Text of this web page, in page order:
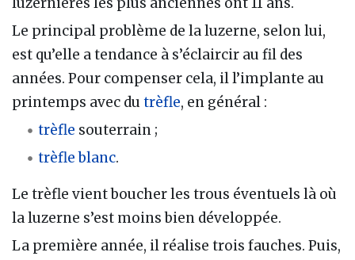
Le principal problème de la luzerne, selon lui,
est qu’elle a tendance à s’éclaircir au fil des
années. Pour compenser cela, il l’implante au
printemps avec du trèfle, en général :
trèfle souterrain ;
trèfle blanc.
Le trèfle vient boucher les trous éventuels là où
la luzerne s’est moins bien développée.
La première année, il réalise trois fauches. Puis,